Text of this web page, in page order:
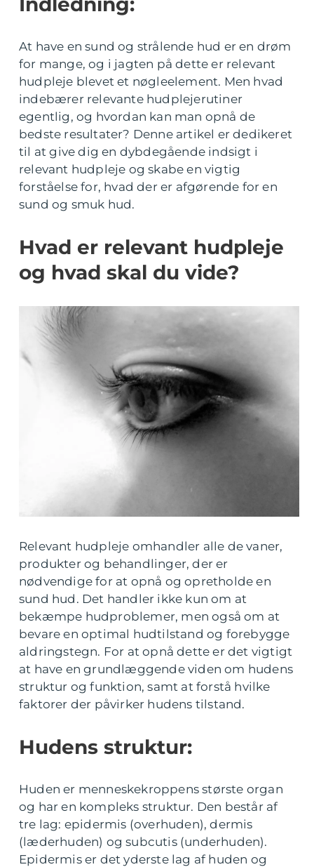
At have en sund og strålende hud er en drøm
for mange, og i jagten på dette er relevant
hudpleje blevet et nøgleelement. Men hvad
indebærer relevante hudplejerutiner
egentlig, og hvordan kan man opnå de
bedste resultater? Denne artikel er dedikeret
til at give dig en dybdegående indsigt i
relevant hudpleje og skabe en vigtig
forståelse for, hvad der er afgørende for en
sund og smuk hud.
Hvad er relevant hudpleje
og hvad skal du vide?
Relevant hudpleje omhandler alle de vaner,
produkter og behandlinger, der er
nødvendige for at opnå og opretholde en
sund hud. Det handler ikke kun om at
bekæmpe hudproblemer, men også om at
bevare en optimal hudtilstand og forebygge
aldringstegn. For at opnå dette er det vigtigt
at have en grundlæggende viden om hudens
struktur og funktion, samt at forstå hvilke
faktorer der påvirker hudens tilstand.
Hudens struktur:
Huden er menneskekroppens største organ
og har en kompleks struktur. Den består af
tre lag: epidermis (overhuden), dermis
(læderhuden) og subcutis (underhuden).
Epidermis er det yderste lag af huden og